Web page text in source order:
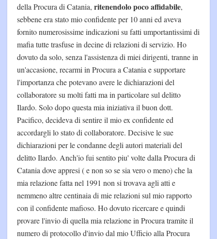
della Procura di Catania, ritenendolo poco affidabile,
sebbene era stato mio confidente per 10 anni ed aveva
fornito numerosissime indicazioni su fatti umportantissimi di
mafia tutte trasfuse in decine di relazioni di servizio. Ho
dovuto da solo, senza l'assistenza di miei dirigenti, tranne in
un'accasione, recarmi in Procura a Catania e supportare
l'importanza che potevano avere le dichiarazioni del
collaboratore su molti fatti ma in particolare sul delitto
Ilardo. Solo dopo questa mia iniziativa il buon dott.
Pacifico, decideva di sentire il mio ex confidente ed
accordargli lo stato di collaboratore. Decisive le sue
dichiarazioni per le condanne degli autori materiali del
delitto Ilardo. Anch'io fui sentito piu' volte dalla Procura di
Catania dove appresi ( e non so se sia vero o meno) che la
mia relazione fatta nel 1991 non si trovava agli atti e
nemmeno altre centinaia di mie relazioni sul mio rapporto
con il confidente mafioso. Ho dovuto ricercare e quindi
provare l'invio di quella mia relazione in Procura tramite il
numero di protocollo d'invio dal mio Ufficio alla Procura